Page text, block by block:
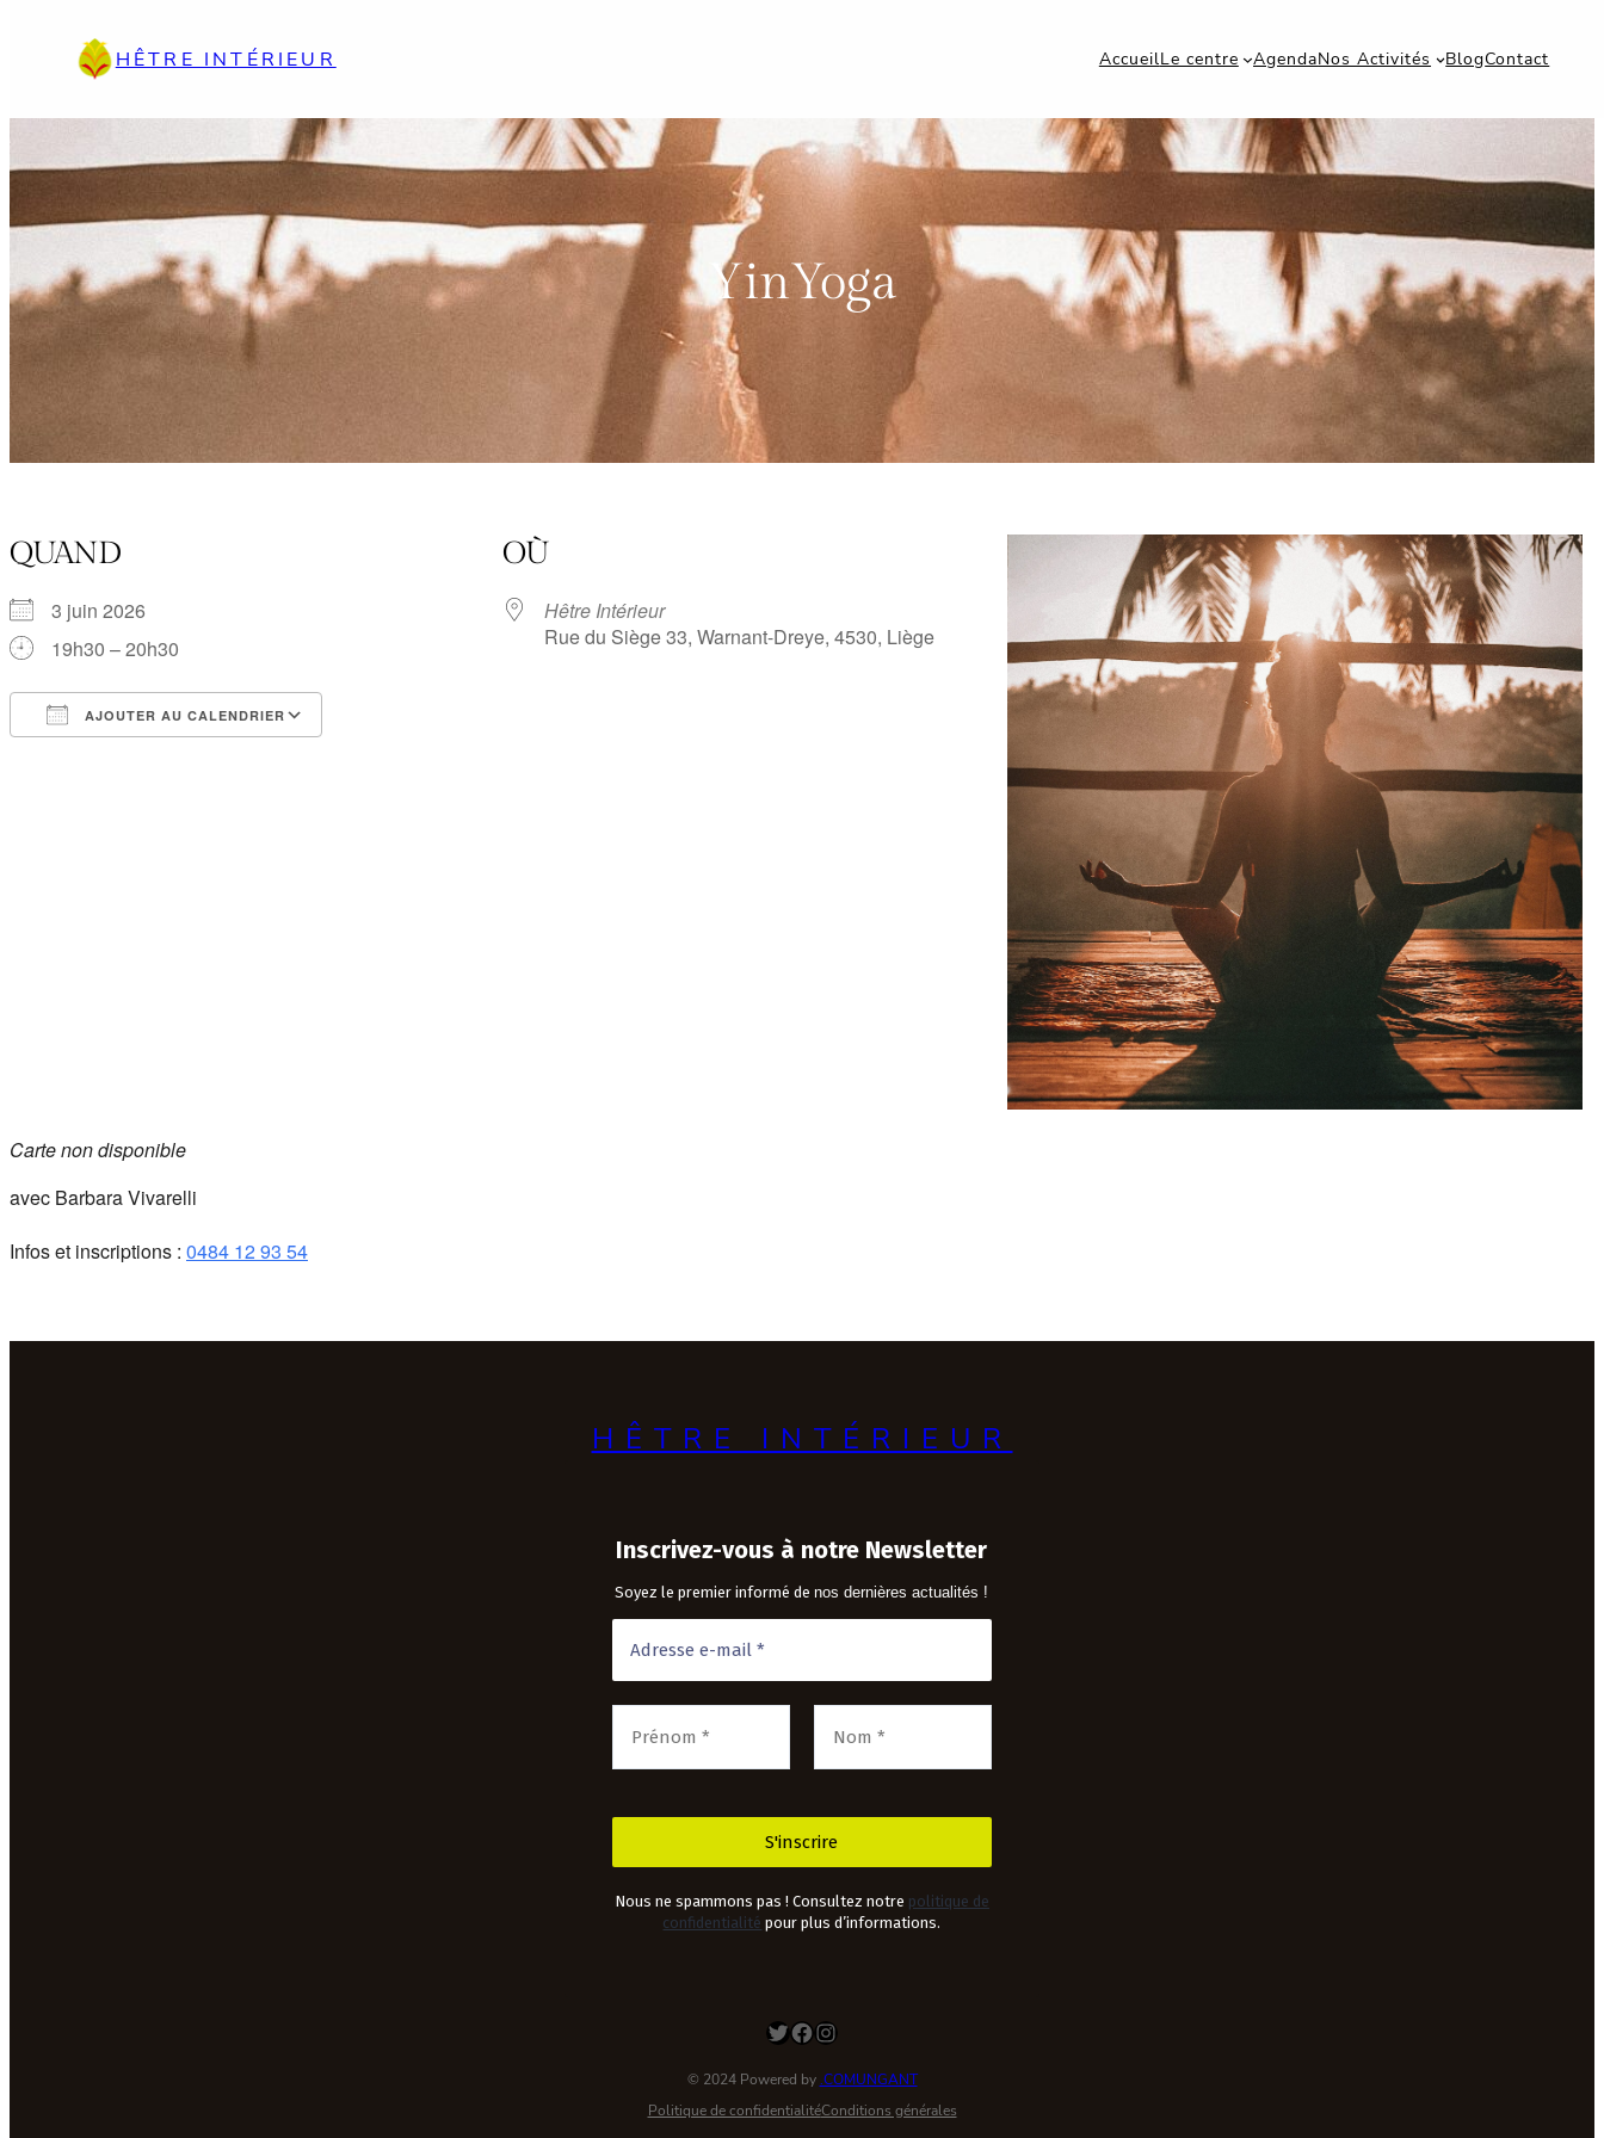
HÊTRE INTÉRIEUR AccueilLe centre AgendaNos Activités BlogContact
YinYoga
QUAND
3 juin 2026
19h30 – 20h30
AJOUTER AU CALENDRIER
Outlook Live
OÙ
Hêtre Intérieur
Rue du Siège 33, Warnant-Dreye, 4530, Liège
Carte non disponible
avec Barbara Vivarelli
Infos et inscriptions : 0484 12 93 54
HÊTRE INTÉRIEUR
Inscrivez-vous à notre Newsletter
Soyez le premier informé denos dernières actualités !
Nous ne spammons pas ! Consultez notre politique de
confidentialité pour plus d’informations.
Twitter Facebook Instagram
© 2024 Powered by.COMUNGANT
Politique de confidentialitéConditions générales